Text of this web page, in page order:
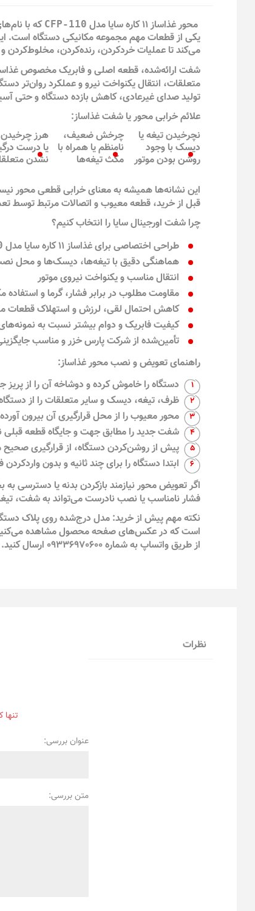
محور غذاساز ۱۱ کاره سایا مدل CFP-110 که با
یکی از قطعات مهم مجموعه مکانیکی دستگاه است.
می‌کند تا عملیات خردکردن، رنده‌کردن،
شفت ارائه‌شده، قطعه اصلی و فابریک مخصوص غذاساز
متعلقات، انتقال یکنواخت نیرو و عملکرد روان‌تر
تولید صدای غیرعادی، کاهش بازده دستگاه و حتی
علائم خرابی محور یا شفت غذاساز:
نچرخیدن تیغه یا
دیسک با وجود
روشن بودن موتور
چرخش ضعیف،
نامنظم یا همراه با
مکث تیغه‌ها
هرز
یا درست
نشدن
این نشانه‌ها همیشه به معنای خرابی قطعی محور
قبل از خرید، قطعه معیوب و اتصالات مرتبط توسط
چرا شفت اورجینال سایا را انتخاب کنیم؟
طراحی اختصاصی برای غذاساز ۱۱ کاره سایا مدل
هماهنگی دقیق با تیغه‌ها، دیسک‌ها و محل
انتقال مناسب و یکنواخت نیروی موتور
مقاومت مطلوب در برابر فشار، گرما و استفاده
کاهش احتمال لقی، لرزش و استهلاک قطعات
کیفیت فابریک و دوام بیشتر نسبت به
تأمین‌شده از شرکت پارس خزر و مناسب
راهنمای تعویض و نصب محور غذاساز:
دستگاه را خاموش کرده و دوشاخه آن را از پریز
ظرف، تیغه، دیسک و سایر متعلقات را از
محور معیوب را از محل قرارگیری آن بیرون
شفت جدید را مطابق جهت و جایگاه قطعه
پیش از روشن‌کردن دستگاه، از قرارگیری
ابتدا دستگاه را برای چند ثانیه و بدون
اگر تعویض محور نیازمند بازکردن بدنه یا دسترسی
فشار نامناسب یا نصب نادرست می‌تواند به شفت،
نکته مهم پیش از خرید: مدل درج‌شده روی پلاک
است که در عکس‌های صفحه محصول مشاهده می‌کنید.
از طریق واتساپ به شماره 09336970600 ارسال کنید.
نظرات
تنها
عنوان بررسی:
متن بررسی: